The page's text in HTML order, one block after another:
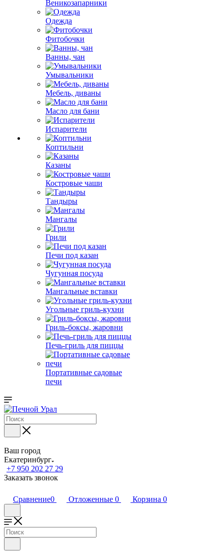
Веникозапарники
Одежда
Фитобочки
Ванны, чан
Умывальники
Мебель, диваны
Масло для бани
Испарители
Коптильни
Казаны
Костровые чаши
Тандыры
Мангалы
Грили
Печи под казан
Чугунная посуда
Мангальные вставки
Угольные гриль-кухни
Гриль-боксы, жаровни
Печь-гриль для пиццы
Портативные садовые
печи
Ваш город
Екатеринбург
+7 950 202 27 29
Заказать звонок
Сравнение0 Отложенные 0 Корзина 0